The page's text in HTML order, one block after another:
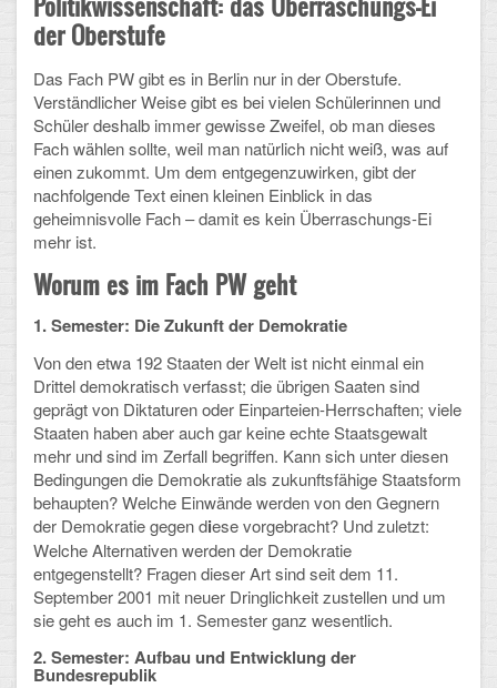
Schulalbum
SCHULLEBEN
Kollegium
Schulleitung
Schülervertretung
Gesamtelternvertretung
Sekretariat
Ganztagsschule
Schulsozialarbeit
Berufsorientierung
Arbeitsgemeinschaften
Klima-Projekt
Elternchor
Förderverein
der Oberstufe
Das Fach PW gibt es in Berlin nur in der Oberstufe.
Verständlicher Weise gibt es bei vielen Schülerinnen und
Schüler deshalb immer gewisse Zweifel, ob man dieses
Fach wählen sollte, weil man natürlich nicht weiß, was auf
einen zukommt. Um dem entgegenzuwirken, gibt der
nachfolgende Text einen kleinen Einblick in das
geheimnisvolle Fach – damit es kein Überraschungs-Ei
mehr ist.
Worum es im Fach PW geht
1. Semester: Die Zukunft der Demokratie
Von den etwa 192 Staaten der Welt ist nicht einmal ein
Drittel demokratisch verfasst; die übrigen Saaten sind
geprägt von Diktaturen oder Einparteien-Herrschaften; viele
Staaten haben aber auch gar keine echte Staatsgewalt
mehr und sind im Zerfall begriffen. Kann sich unter diesen
Bedingungen die Demokratie als zukunftsfähige Staatsform
behaupten? Welche Einwände werden von den Gegnern
der Demokratie gegen diese vorgebracht? Und zuletzt:
Welche Alternativen werden der Demokratie
entgegenstellt? Fragen dieser Art sind seit dem 11.
September 2001 mit neuer Dringlichkeit zustellen und um
sie geht es auch im 1. Semester ganz wesentlich.
2. Semester: Aufbau und Entwicklung der
Bundesrepublik